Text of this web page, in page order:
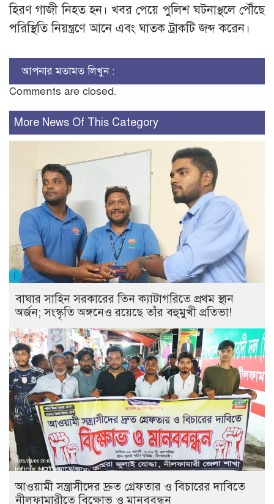
হিরণ গাজী নিহত হন। খবর পেয়ে পুলিশ ঘটনাস্থলে পৌঁছে
পরিস্থিতি নিয়ন্ত্রণে আনে এবং ঘাতক ট্রাকটি জব্দ করেন।
আপনার মতামত লিখুন :
Comments are closed.
More News Of This Category
বাঘার সাহিন সরকারের তিন ক্যাটাগরিতে প্রথম স্থান
অর্জন; সংস্কৃতি অঙ্গনেও রয়েছে তাঁর বহুমুখী প্রতিভা!
আওয়ামী সন্ত্রাসীদের দ্রুত গ্রেফতার ও বিচারের দাবিতে
নীলফামারীতে বিক্ষোভ ও মানববন্ধন